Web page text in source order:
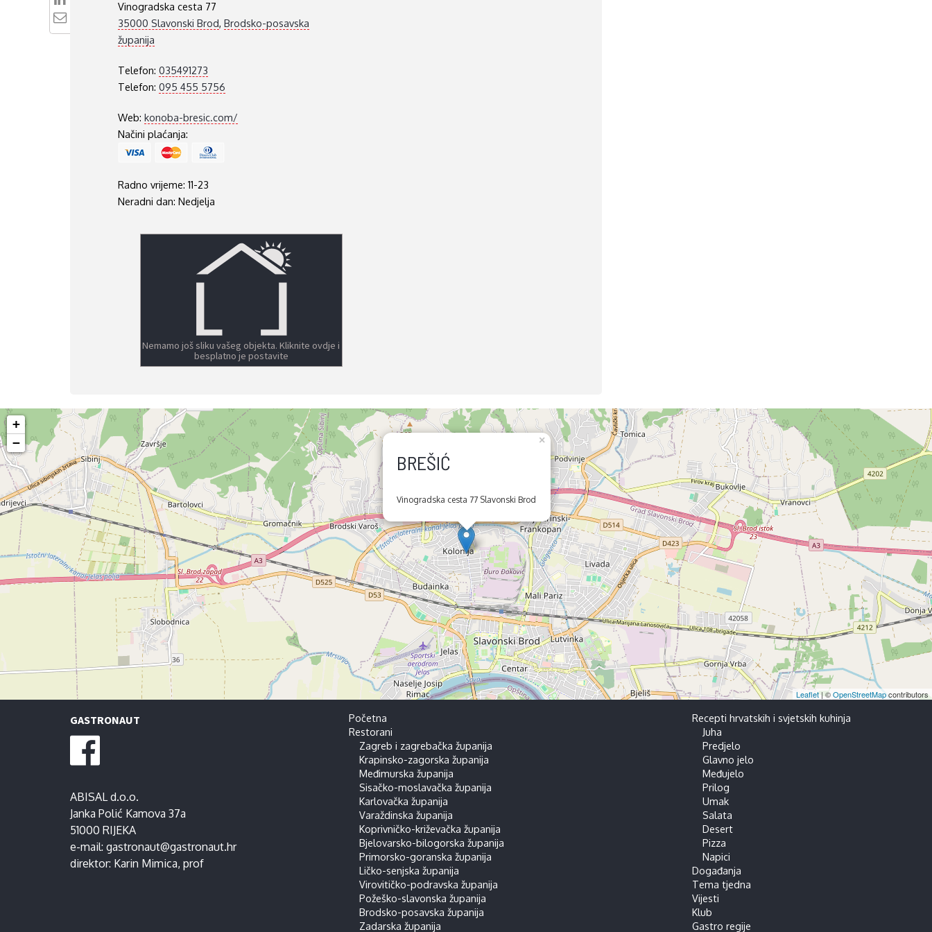
Vinogradska cesta 77
35000 Slavonski Brod, Brodsko-posavska
županija
Telefon: 035491273
Telefon: 095 455 5756
Web: konoba-bresic.com/
Načini plaćanja:
Radno vrijeme: 11-23
Neradni dan: Nedjelja
Nemamo još sliku vašeg objekta. Kliknite ovdje i
besplatno je postavite
BREŠIĆ
Vinogradska cesta 77 Slavonski Brod
×
+
−
Leaflet | ©OpenStreetMapcontributors
GASTRONAUT
ABISAL d.o.o.
Janka Polić Kamova 37a
51000 RIJEKA
e-mail: gastronaut@gastronaut.hr
direktor: Karin Mimica, prof
Početna
Restorani
Zagreb i zagrebačka županija
Krapinsko-zagorska županija
Međimurska županija
Sisačko-moslavačka županija
Karlovačka županija
Varaždinska županija
Koprivničko-križevačka županija
Bjelovarsko-bilogorska županija
Primorsko-goranska županija
Ličko-senjska županija
Virovitičko-podravska županija
Požeško-slavonska županija
Brodsko-posavska županija
Zadarska županija
Recepti hrvatskih i svjetskih kuhinja
Juha
Predjelo
Glavno jelo
Međujelo
Prilog
Umak
Salata
Desert
Pizza
Napici
Događanja
Tema tjedna
Vijesti
Klub
Gastro regije